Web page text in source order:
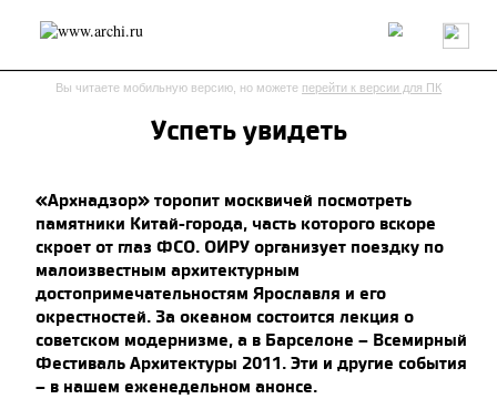
Россия Мир Технологии Интерьер Пресса
Архитекторы
Журнал
Интервью Исследование
Мнение
Обзор
Объект
Результаты конкурса
Репортаж
Архитектура
Выставка
Дизайн
Иностранцы в России
Интерьер
Книги
Наследие Образование
Урбанистика
Эко
Вы читаете мобильную версию, но можете перейти к версии для ПК
Успеть увидеть
«Архнадзор» торопит москвичей посмотреть
памятники Китай-города, часть которого вскоре
скроет от глаз ФСО. ОИРУ организует поездку по
малоизвестным архитектурным
достопримечательностям Ярославля и его
окрестностей. За океаном состоится лекция о
советском модернизме, а в Барселоне – Всемирный
Фестиваль Архитектуры 2011. Эти и другие события
– в нашем еженедельном анонсе.